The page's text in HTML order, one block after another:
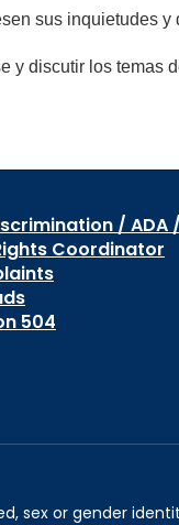
sus inquietudes y
y discutir los temas
/ ADA
Coordinator
504
sex or gender